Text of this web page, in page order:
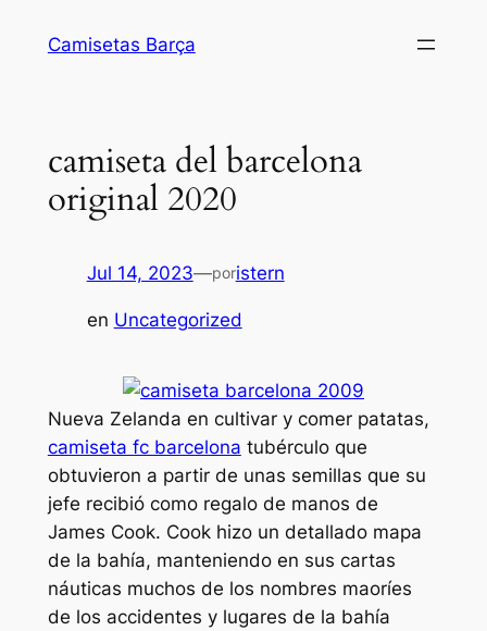
Camisetas Barça
camiseta del barcelona
original 2020
Jul 14, 2023—poristern
en Uncategorized
Nueva Zelanda en cultivar y comer patatas,
camiseta fc barcelona tubérculo que
obtuvieron a partir de unas semillas que su
jefe recibió como regalo de manos de
James Cook. Cook hizo un detallado mapa
de la bahía, manteniendo en sus cartas
náuticas muchos de los nombres maoríes
de los accidentes y lugares de la bahía